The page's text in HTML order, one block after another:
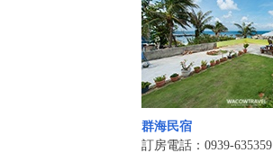
群海民宿
訂房電話：0939-635359